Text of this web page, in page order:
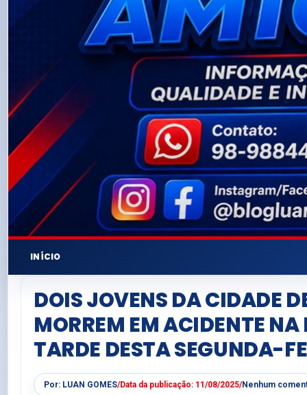
INÍCIO
DOIS JOVENS DA CIDADE
MORREM EM ACIDENTE
TARDE DESTA SEGUNDA-
Por: LUAN GOMES/Data da publicação: 11/08/2025/Nenhum